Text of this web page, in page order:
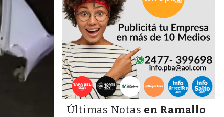
Últimas Notas en Ramallo